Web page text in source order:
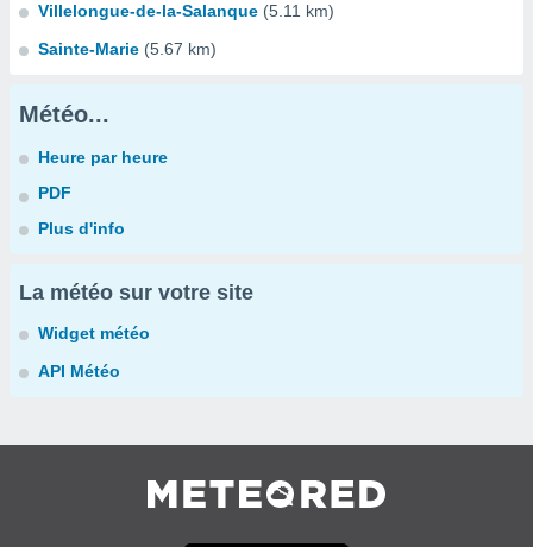
Villelongue-de-la-Salanque (5.11 km)
Sainte-Marie (5.67 km)
Météo...
Heure par heure
PDF
Plus d'info
La météo sur votre site
Widget météo
API Météo